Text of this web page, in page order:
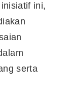
ini,
serta